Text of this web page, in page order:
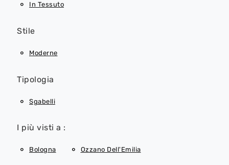
In Tessuto
Stile
Moderne
Tipologia
Sgabelli
I più visti a :
Bologna Ozzano Dell'Emilia